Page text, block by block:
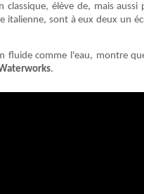
élève de, mais aussi
italienne, sont à eux deux un
fluide comme l'eau, montre
.